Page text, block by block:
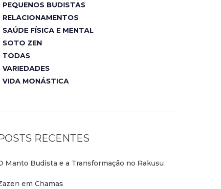
PEQUENOS BUDISTAS
RELACIONAMENTOS
SAÚDE FÍSICA E MENTAL
SOTO ZEN
TODAS
VARIEDADES
VIDA MONÁSTICA
RECENTES
Manto Budista e a Transformação no Rakusu
em Chamas